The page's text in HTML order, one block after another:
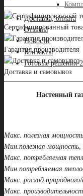
Доставка, оплата
Отзывы
Новости
Контакты
Готовые решения-2
Сертифицированный
Гарантия производителя
Доставка и самовывоз
Настенный
Макс. полезная
Мин.полезная
Макс. потребляемая
Мин.потребляемая
Макс. расход
Макс.